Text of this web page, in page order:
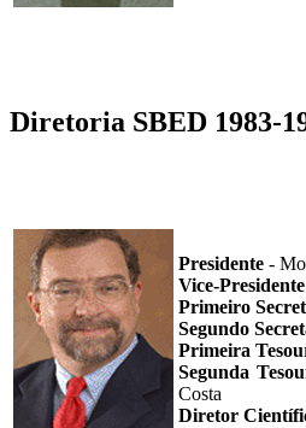
Diretoria SBED 1983-
Presidente -
Vice-Presidente
Primeiro
Segundo
Primeira
Segunda
Costa
Diretor